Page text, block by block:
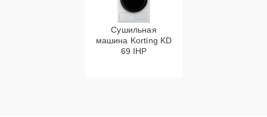
Сушильная
машина Korting KD
69 IHP